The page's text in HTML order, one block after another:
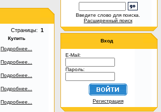
Страницы: 1
Купить
Подробнее...
Подробнее...
Подробнее...
Подробнее...
Подробнее...
Введите слово для поиска.
Расширенный поиск
Вход
E-Mail:
Пароль:
Регистрация